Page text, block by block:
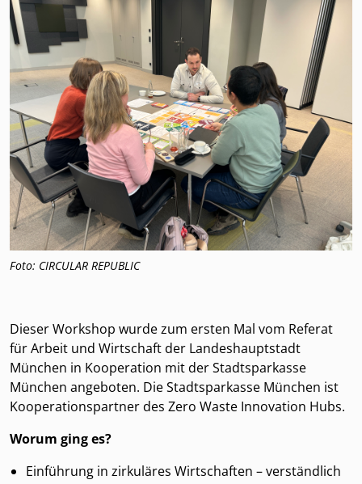
Foto: CIRCULAR REPUBLIC
Dieser Workshop wurde zum ersten Mal vom Referat
für Arbeit und Wirtschaft der Landeshauptstadt
München in Kooperation mit der Stadtsparkasse
München angeboten. Die Stadtsparkasse München ist
Kooperationspartner des Zero Waste Innovation Hubs.
Worum ging es?
Einführung in zirkuläres Wirtschaften – verständlich